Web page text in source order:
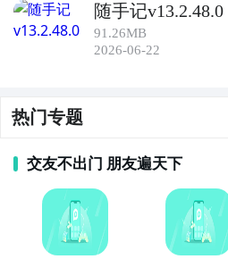
9. 《财富计划师》：一款全面
制定和执行财务计划，包括预
10. 《记账小能手》：一款简单
个人和家庭记账，提供多种分类
握和管理个人收支情况。
随手记v13.2.48.0
91.26MB
2026-06-22
热门专题
交友不出门 朋友遍天下